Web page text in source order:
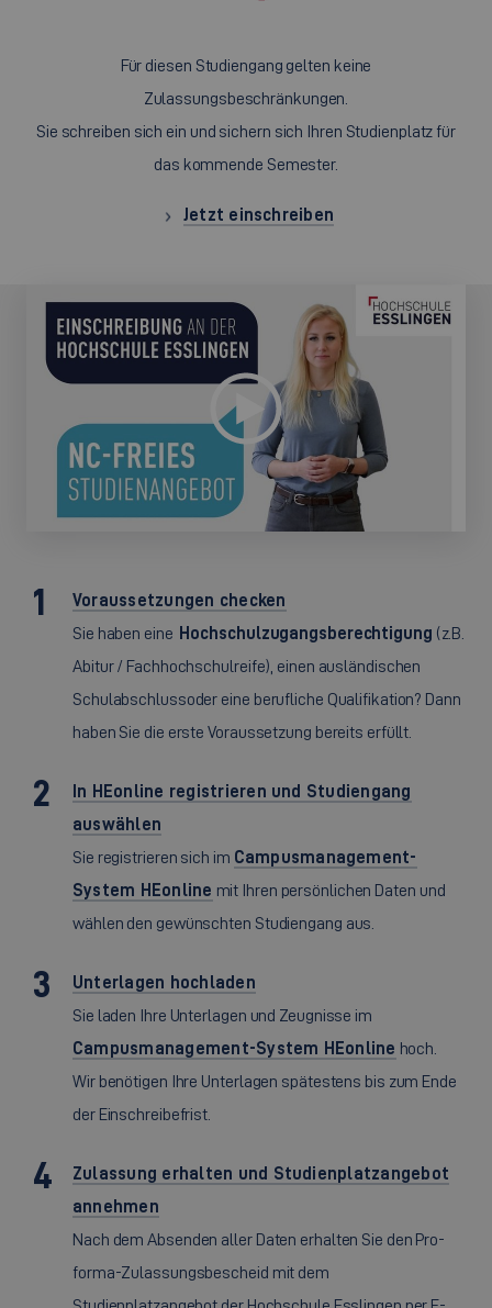
Für diesen Studiengang gelten keine
Zulassungsbeschränkungen.
Sie schreiben sich ein und sichern sich Ihren Studienplatz für
das kommende Semester.
Jetzt einschreiben
Voraussetzungen checken
Sie haben eine Hochschulzugangsberechtigung (z.B.
Abitur / Fachhochschulreife), einen ausländischen
Schulabschlussoder eine berufliche Qualifikation? Dann
haben Sie die erste Voraussetzung bereits erfüllt.
In HEonline registrieren und Studiengang
auswählen
Sie registrieren sich im Campusmanagement-
System HEonline mit Ihren persönlichen Daten und
wählen den gewünschten Studiengang aus.
Unterlagen hochladen
Sie laden Ihre Unterlagen und Zeugnisse im
Campusmanagement-System HEonline hoch.
Wir benötigen Ihre Unterlagen spätestens bis zum Ende
der Einschreibefrist.
Zulassung erhalten und Studienplatzangebot
annehmen
Nach dem Absenden aller Daten erhalten Sie den Pro-
forma-Zulassungsbescheid mit dem